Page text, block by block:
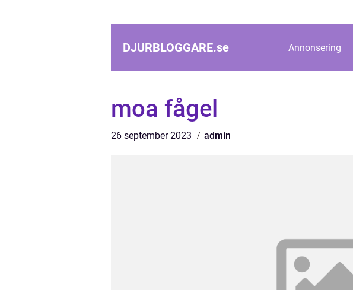
DJURBLOGGARE.se Annonsering
moa fågel
26 september 2023 admin